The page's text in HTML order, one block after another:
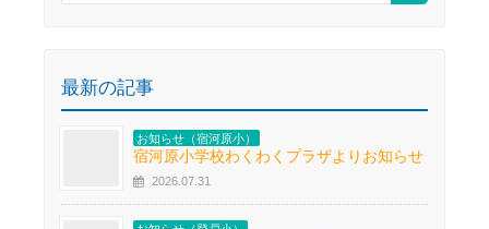
最新の記事
お知らせ（宿河原小）
宿河原小学校わくわくプラザよりお知らせ
2026.07.31